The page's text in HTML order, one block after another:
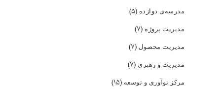
مدرسه‌ی دوازده (۵)
مدیریت پروژه (۷)
مدیریت محصول (۷)
مدیریت و رهبری (۷)
مرکز نوآوری و توسعه (۱۵)